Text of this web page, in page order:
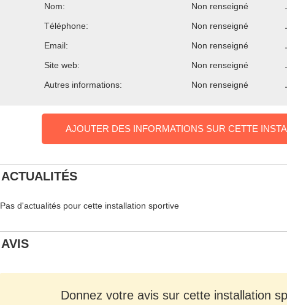
Nom:
Non renseigné
Téléphone:
Non renseigné
Email:
Non renseigné
Site web:
Non renseigné
Autres informations:
Non renseigné
AJOUTER DES INFORMATIONS SUR CETTE
ACTUALITÉS
Pas d'actualités pour cette installation sportive
AVIS
Donnez votre avis sur cette installation